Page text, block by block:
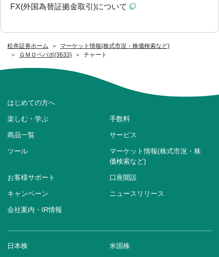
松井証券ホーム
マーケット情報(株式市況・株価検索など)
ＧＭＯペパボ(3633)
チャート
FX(外国為替証拠金取引)について
はじめての方へ
楽しむ・学ぶ 手数料
商品一覧 サービス
ツール
マーケット情報(株式市況・株
価検索など)
お客様サポート 口座開設
キャンペーン ニュースリリース
会社案内・IR情報
日本株 米国株